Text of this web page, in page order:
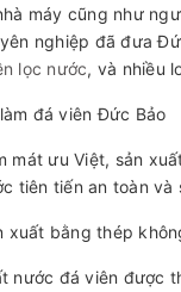
máy cũng như
nghiệp đã đưa
lọc nước, và nhiều
đá viên Đức Bảo
mát ưu Việt, sản
tiên tiến an toàn
xuất bằng thép
nước đá viên được